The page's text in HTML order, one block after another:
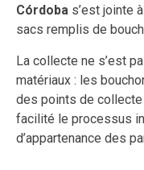
Córdoba s’est jointe
sacs remplis de
La collecte ne s’est
matériaux : les
des points de
facilité le processus
d’appartenance des